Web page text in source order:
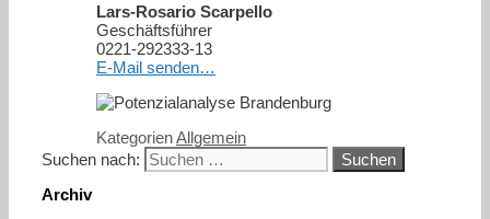
Lars-Rosario Scarpello
Geschäftsführer
0221-292333-13
E-Mail senden…
KategorienAllgemein
Suchen nach:
Archiv